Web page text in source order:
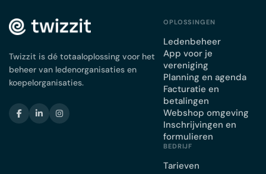
Twizzit is dé totaaloplossing voor het
beheer van ledenorganisaties en
koepelorganisaties.
OPLOSSINGEN
Ledenbeheer
App voor je
vereniging
Planning en agenda
Facturatie en
betalingen
Webshop omgeving
Inschrijvingen en
formulieren
BEDRIJF
Tarieven